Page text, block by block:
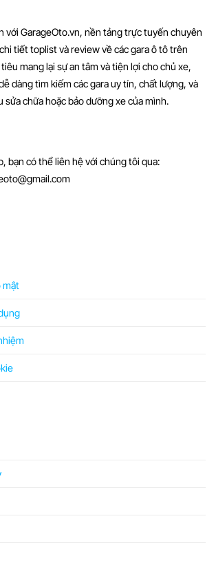
với GarageOto.vn, nền tảng trực tuyến chuyên
tiết toplist và review về các gara ô tô trên
mang lại sự an tâm và tiện lợi cho chủ xe,
dàng tìm kiếm các gara uy tín, chất lượng, và
sửa chữa hoặc bảo dưỡng xe của mình.
mật
bạn có thể liên hệ với chúng tôi qua: